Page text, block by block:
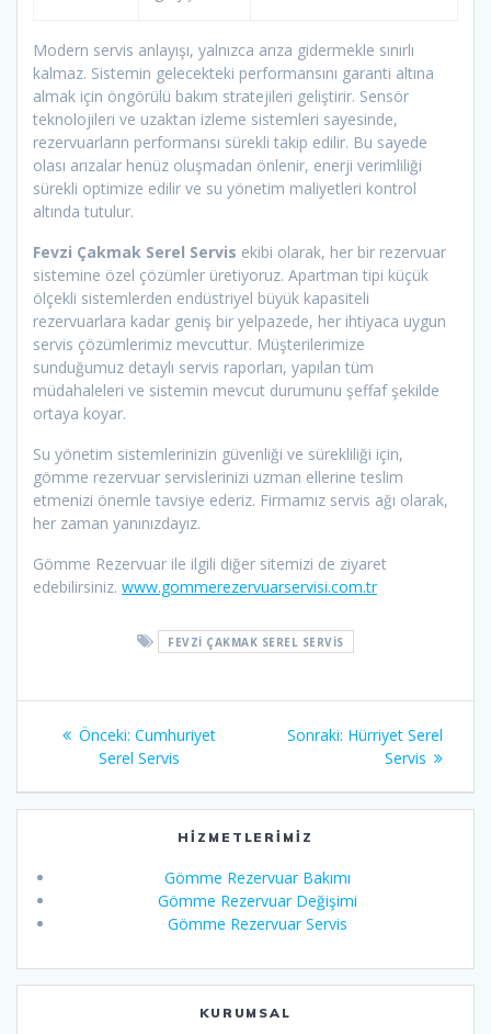
Modern servis anlayışı, yalnızca arıza gidermekle sınırlı
kalmaz. Sistemin gelecekteki performansını garanti altına
almak için öngörülü bakım stratejileri geliştirir. Sensör
teknolojileri ve uzaktan izleme sistemleri sayesinde,
rezervuarların performansı sürekli takip edilir. Bu sayede
olası arızalar henüz oluşmadan önlenir, enerji verimliliği
sürekli optimize edilir ve su yönetim maliyetleri kontrol
altında tutulur.
Fevzi Çakmak Serel Servis ekibi olarak, her bir rezervuar
sistemine özel çözümler üretiyoruz. Apartman tipi küçük
ölçekli sistemlerden endüstriyel büyük kapasiteli
rezervuarlara kadar geniş bir yelpazede, her ihtiyaca uygun
servis çözümlerimiz mevcuttur. Müşterilerimize
sunduğumuz detaylı servis raporları, yapılan tüm
müdahaleleri ve sistemin mevcut durumunu şeffaf şekilde
ortaya koyar.
Su yönetim sistemlerinizin güvenliği ve sürekliliği için,
gömme rezervuar servislerinizi uzman ellerine teslim
etmenizi önemle tavsiye ederiz. Firmamız servis ağı olarak,
her zaman yanınızdayız.
Gömme Rezervuar ile ilgili diğer sitemizi de ziyaret
edebilirsiniz. www.gommerezervuarservisi.com.tr
FEVZI ÇAKMAK SEREL SERVIS
Yazı
gezinmesi
Önceki: Önceki
yazı:
Cumhuriyet
Serel Servis
Sonraki: Sonraki
Hürriyet Serel
Servis
HIZMETLERIMIZ
Gömme Rezervuar Bakımı
Gömme Rezervuar Değişimi
Gömme Rezervuar Servis
KURUMSAL